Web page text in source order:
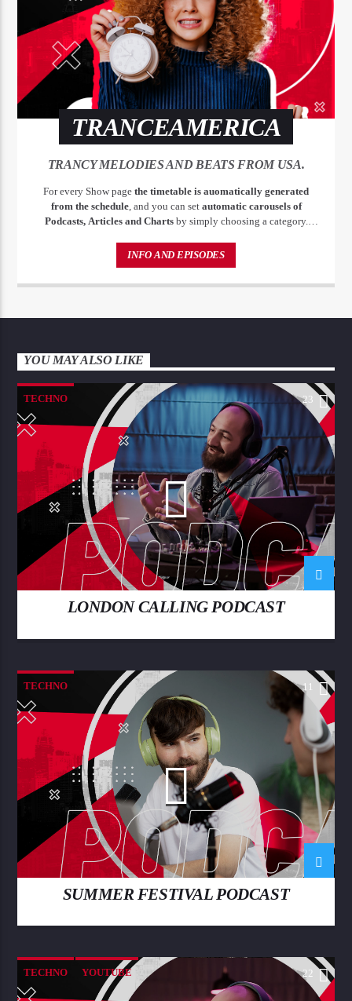
TRANCEAMERICA
TRANCY MELODIES AND BEATS FROM USA.
For every Show page the timetable is auomatically generated
from the schedule, and you can set automatic carousels of
Podcasts, Articles and Chartsby simply choosing a category.
pellentesque varius mauris. Sed eu congue nulla, et tincidunt justo.
Aliquam semper faucibus odio id varius. Suspendisse varius laoreet
sodales.
INFO AND EPISODES
YOU MAY ALSO LIKE
TECHNO 23
LONDON CALLING PODCAST
TECHNO 11
SUMMER FESTIVAL PODCAST
TECHNO YOUTUBE 22